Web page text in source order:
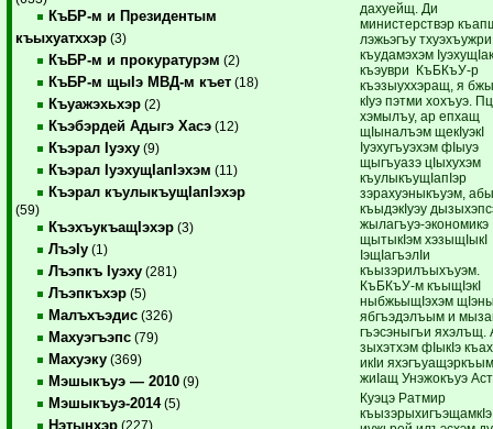
КъБР-м и Президентым
къыхуатххэр (3)
КъБР-м и прокуратурэм (2)
КъБР-м щыIэ МВД-м къет (18)
Къуажэхьхэр (2)
Къэбэрдей Адыгэ Хасэ (12)
Къэрал Iуэху (9)
Къэрал IуэхущIапIэхэм (11)
Къэрал къулыкъущIапIэхэр
(59)
КъэхъукъащIэхэр (3)
ЛъэIу (1)
Лъэпкъ Iуэху (281)
Лъэпкъхэр (5)
Малъхъэдис (326)
Махуэгъэпс (79)
Махуэку (369)
Мэшыкъуэ — 2010 (9)
Мэшыкъуэ-2014(5)
Нэтынхэр (227)
дахуейщ. Ди
министерствэр
лэжьэгъу
къудамэхэм
къэуври КъБКъУ-р
къэзыуххэращ, я
кIуэ пэтми хохъуэ.
хэмылъу, ар епхащ
щIыналъэм щекIуэкI
Iуэхугъуэхэм фIыуэ
щыгъуазэ цIыхухэм
къулыкъущIапIэр
зэрахуэныкъуэм,
къыдэкIуэу
жылагъуэ-экономикэ
щытыкIэм хэзыщIыкI
IэщIагъэлIи
къызэрилъыхъуэм.
КъБКъУ-м къыщIэкI
ныбжьыщIэхэм
ябгъэдэлъым и
гъэсэныгъи яхэлъщ.
зыхэтхэм фIыкIэ
икIи
жиIащ Унэжокъуэ
Куэцэ Ратмир